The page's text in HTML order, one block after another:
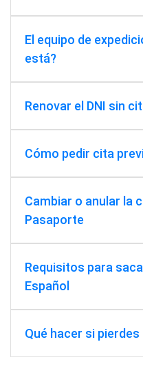
El equipo de
está?
Renovar el DNI sin
Cómo pedir cita
Cambiar o anular la
Pasaporte
Requisitos para
Español
Qué hacer si